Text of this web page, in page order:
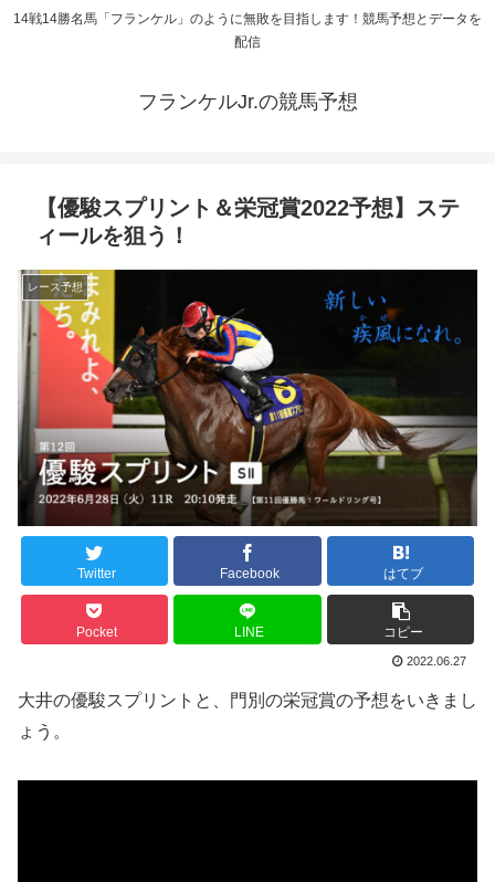
14戦14勝名馬「フランケル」のように無敗を目指します！競馬予想とデータを
配信
フランケルJr.の競馬予想
【優駿スプリント＆栄冠賞2022予想】ステ
ィールを狙う！
レース予想
Twitter Facebook はてブ
Pocket LINE コピー
2022.06.27
大井の優駿スプリントと、門別の栄冠賞の予想をいきまし
ょう。